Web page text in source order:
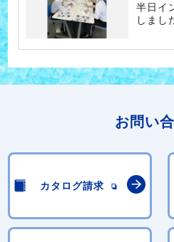
半日イ
しまし
お問い
カタログ請求